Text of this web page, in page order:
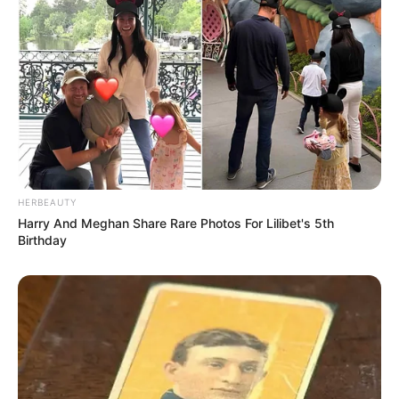
HERBEAUTY
Harry And Meghan Share Rare Photos For Lilibet's 5th
Birthday